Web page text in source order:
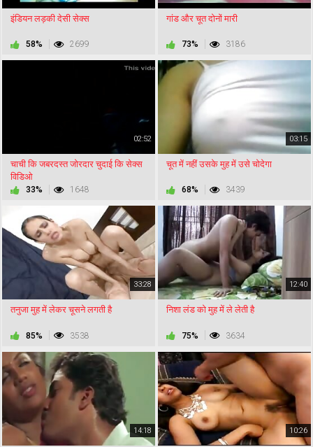
इंडियन लड़की देसी सेक्स
58% 2699
गांड और चूत दोनों मारी
73% 3186
02:52
चाची कि जबरदस्त जोरदार चुदाई कि सेक्स
विडिओ
33% 1648
03:15
चूत में नहीं उसके मुह में उसे चोदेगा
68% 3439
33:28
तनुजा मुह में लेकर चूसने लगती है
85% 3538
12:40
निशा लंड को मुह में ले लेती है
75% 3634
14:18 10:26